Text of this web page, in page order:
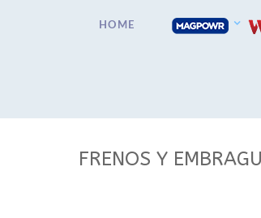
HOME
FRENOS Y